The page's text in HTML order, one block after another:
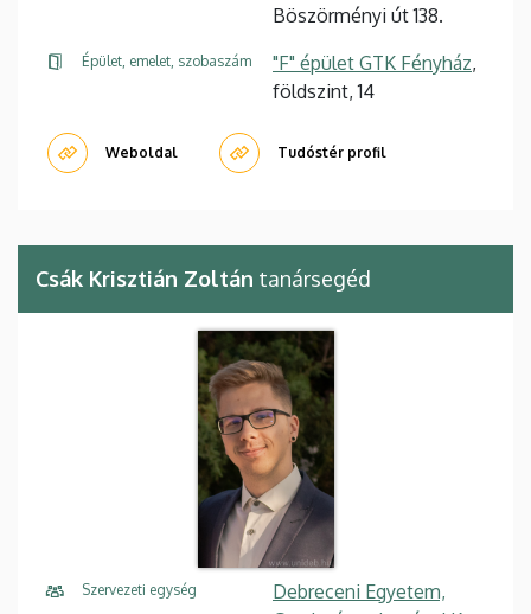
Böszörményi út 138.
Épület, emelet, szobaszám "F" épület GTK Fényház,
földszint, 14
Weboldal Tudóstér profil
Csák Krisztián Zoltán tanársegéd
Szervezeti egység
Debreceni Egyetem,